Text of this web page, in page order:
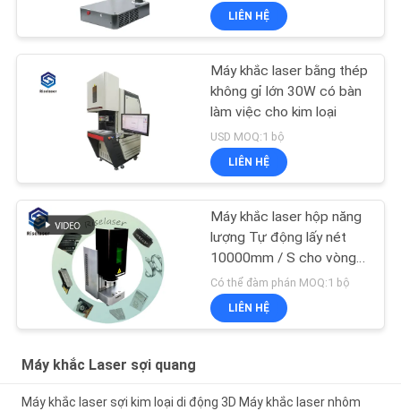
LIÊN HỆ
Máy khắc laser bằng thép
không gỉ lớn 30W có bàn
làm việc cho kim loại
USD MOQ:1 bộ
LIÊN HỆ
Máy khắc laser hộp năng
lượng Tự động lấy nét
10000mm / S cho vòng
trang sức
Có thể đàm phán MOQ:1 bộ
LIÊN HỆ
Máy khắc Laser sợi quang
Máy khắc laser sợi kim loại di động 3D Máy khắc laser nhôm